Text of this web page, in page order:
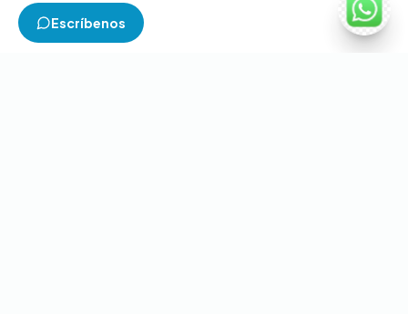
Escríbenos